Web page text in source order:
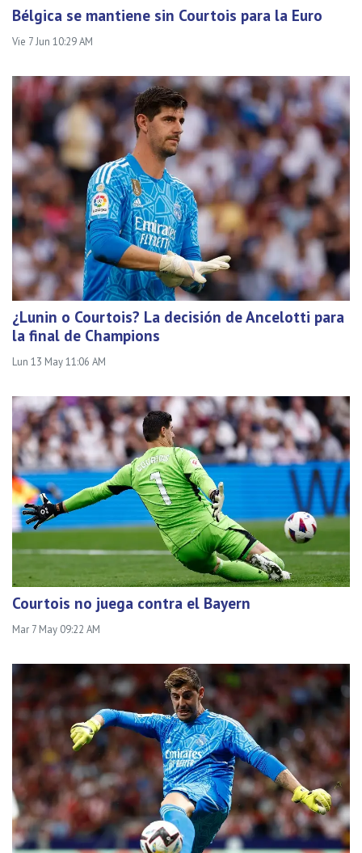
Bélgica se mantiene sin Courtois para la Euro
Vie 7 Jun 10:29 AM
¿Lunin o Courtois? La decisión de Ancelotti para
la final de Champions
Lun 13 May 11:06 AM
Courtois no juega contra el Bayern
Mar 7 May 09:22 AM